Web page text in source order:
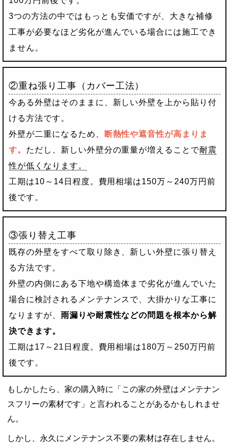
3つの方法の中ではもっとも安価ですが、大きな補修
工事が必要なほど劣化が進んでいる場合には施工でき
ません。
②重ね張り工事（カバー工法）
今ある外壁はそのままに、新しい外壁を上から貼り付
ける方法です。
外壁が二重になるため、
断熱性や遮音性が高まりま
す。 ただし、新しい外壁分の重量が増えることで耐震
性が低くなります。
工期は10～14日程度。費用相場は150万～240万円前
後です。
③張り替え工事
既存の外壁をすべて取り除き、新しい外壁に張り替え
る方法です。
外壁の内側にある下地や構造体まで劣化が進んでいた
場合に検討されるメンテナンスで、大掛かりな工事に
なりますが、 雨漏りや耐震性などの問題を根本から解
決できます。
工期は17～21日程度。費用相場は180万～250万円前
後です。
もしかしたら、家の購入時に「この家の外壁はメンテナン
スフリーの素材です」と言われることがあるかもしれませ
ん。
しかし、永久にメンテナンス不要の素材は存在しません。